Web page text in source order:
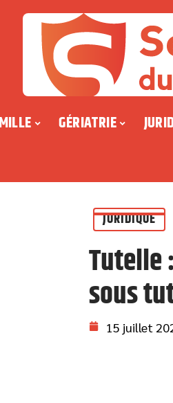
GÉRIATRIE
JURIDIQUE
Tutelle
sous
15 juillet